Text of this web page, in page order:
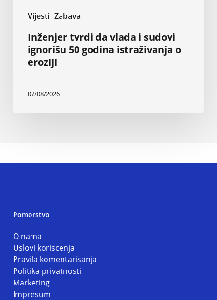
Vijesti Zabava
Inženjer tvrdi da vlada i sudovi
ignorišu 50 godina istraživanja o
eroziji
07/08/2026
Pomorstvo
O nama
Uslovi koriscenja
Pravila komentarisanja
Politika privatnosti
Marketing
Impresum